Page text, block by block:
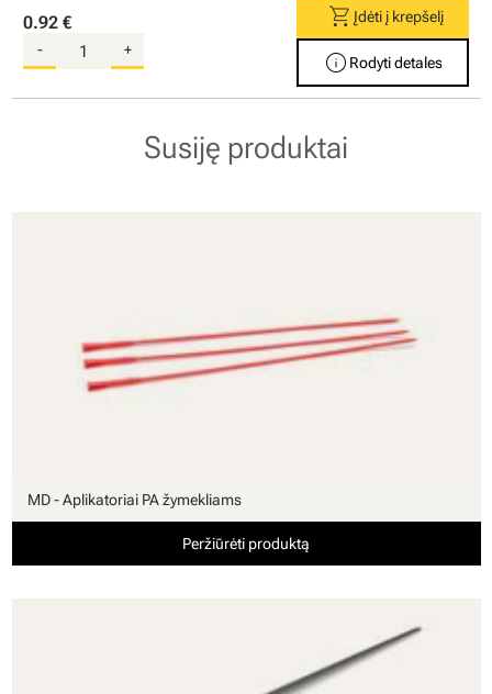
0.92 €
- +
shopping_cartĮdėti į krepšelį
info Rodyti detales
Susiję produktai
MD - Aplikatoriai PA žymekliams
Peržiūrėti produktą